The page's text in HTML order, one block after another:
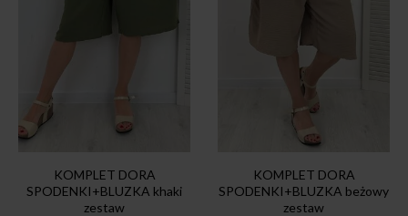
KOMPLET DORA
SPODENKI+BLUZKA khaki
zestaw
KOMPLET DORA
SPODENKI+BLUZKA beżowy
zestaw